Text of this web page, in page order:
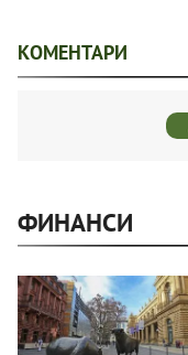
КОМЕНТАРИ
ФИНАНСИ